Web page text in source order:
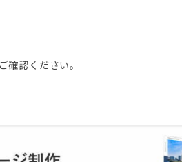
確認ください。